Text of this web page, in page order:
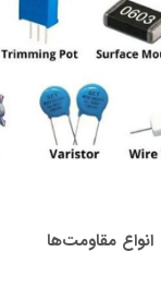
انواع مقاومت‌ها